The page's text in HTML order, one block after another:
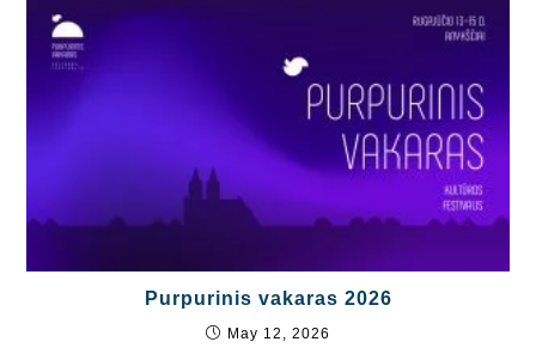
Purpurinis vakaras 2026
May 12, 2026